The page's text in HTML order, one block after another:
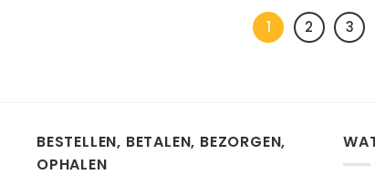
1 2 3
BESTELLEN, BETALEN, BEZORGEN,
OPHALEN